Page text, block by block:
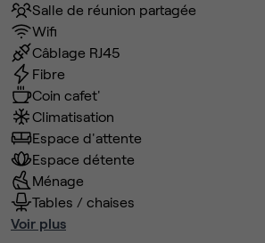
Salle de réunion partagée
Wifi
Câblage RJ45
Fibre
Coin cafet'
Climatisation
Espace d'attente
Espace détente
Ménage
Tables / chaises
Voir plus